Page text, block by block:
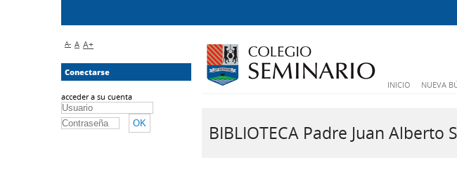
INICIO NUEVA
BIBLIOTECA Padre Juan Alberto
A- A A+
Conectarse
acceder a su cuenta